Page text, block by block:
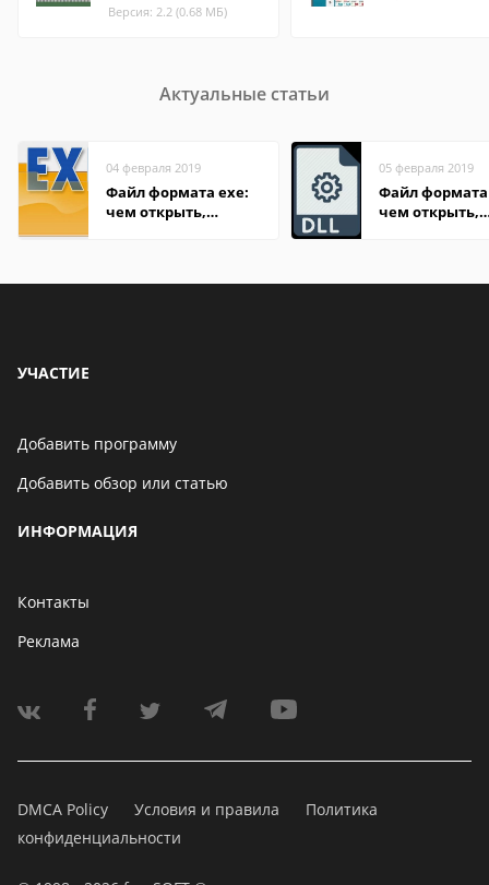
Версия: 2.2 (0.68 МБ)
Актуальные статьи
04 февраля 2019
Файл формата exe:
чем открыть,
05 февраля 2019
Файл формата
чем открыть,
УЧАСТИЕ
Добавить программу
Добавить обзор или статью
ИНФОРМАЦИЯ
Контакты
Реклама
DMCA Policy Условия и правила
Политика
конфиденциальности